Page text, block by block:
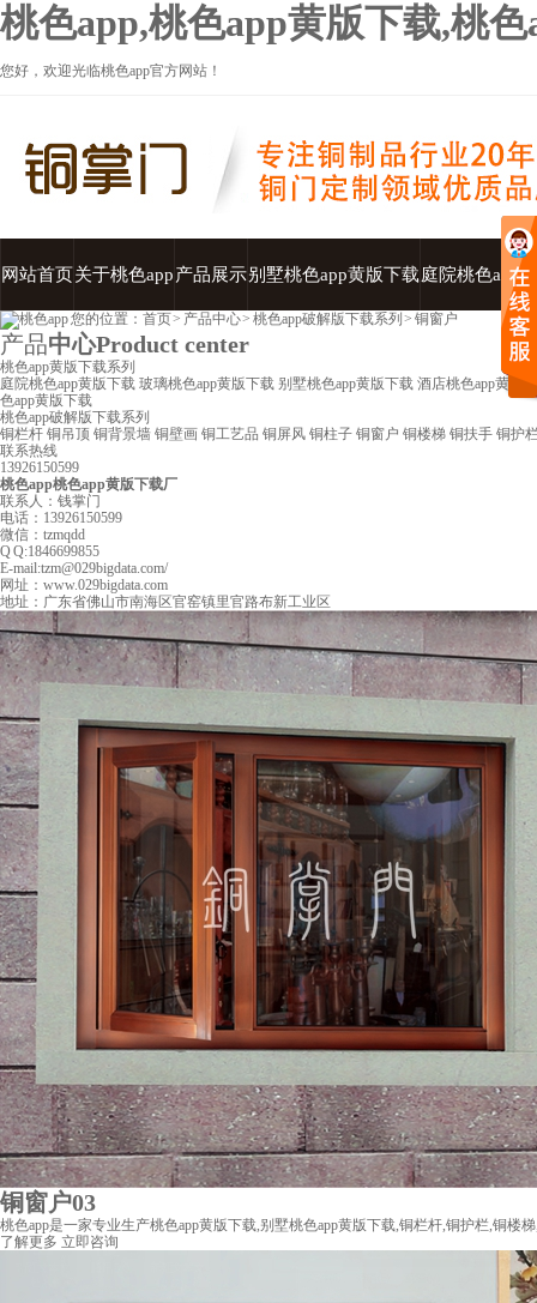
桃色app,桃色app黄版下载,桃
您好，欢迎光临桃色app官方网站！
网站首页关于桃色app产品展示别墅桃色app黄版下载庭院桃色app
您的位置： 首页> 产品中心> 桃色app破解版下载系列 > 铜窗户
产品中心Product center
桃色app黄版下载系列
庭院桃色app黄版下载 玻璃桃色app黄版下载 别墅桃色app黄版下载 酒店桃色app黄版
色app黄版下载
桃色app破解版下载系列
铜栏杆 铜吊顶 铜背景墙 铜壁画 铜工艺品 铜屏风 铜柱子 铜窗户 铜楼梯 铜扶手 铜护
联系热线
13926150599
桃色app桃色app黄版下载厂
联系人：钱掌门
电话：13926150599
微信：tzmqdd
Q Q:1846699855
E-mail:tzm@029bigdata.com/
网址：www.029bigdata.com
地址：广东省佛山市南海区官窑镇里官路布新工业区
铜窗户03
桃色app是一家专业生产桃色app黄版下载,别墅桃色app黄版下载,铜栏杆,铜护栏,铜
了解更多 立即咨询